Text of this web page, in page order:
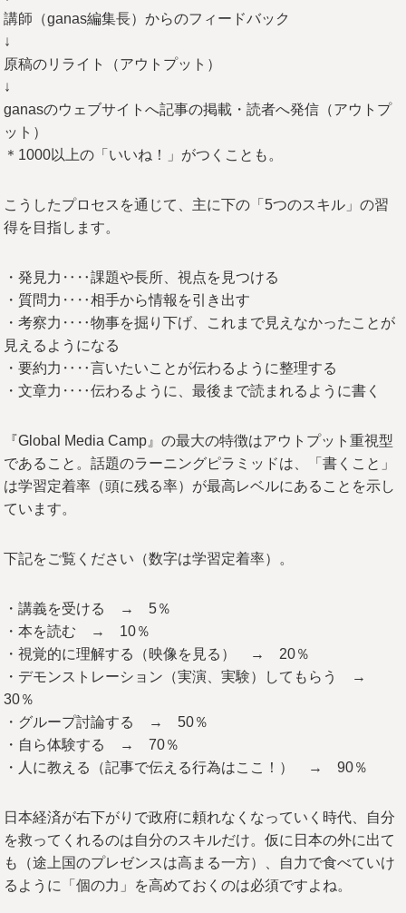
講師（ganas編集長）からのフィードバック
↓
原稿のリライト（アウトプット）
↓
ganasのウェブサイトへ記事の掲載・読者へ発信（アウトプ
ット）
＊1000以上の「いいね！」がつくことも。
こうしたプロセスを通じて、主に下の「5つのスキル」の習
得を目指します。
・発見力‥‥課題や長所、視点を見つける
・質問力‥‥相手から情報を引き出す
・考察力‥‥物事を掘り下げ、これまで見えなかったことが
見えるようになる
・要約力‥‥言いたいことが伝わるように整理する
・文章力‥‥伝わるように、最後まで読まれるように書く
『Global Media Camp』の最大の特徴はアウトプット重視型
であること。話題のラーニングピラミッドは、「書くこと」
は学習定着率（頭に残る率）が最高レベルにあることを示し
ています。
下記をご覧ください（数字は学習定着率）。
・講義を受ける → 5％
・本を読む → 10％
・視覚的に理解する（映像を見る） → 20％
・デモンストレーション（実演、実験）してもらう →
30％
・グループ討論する → 50％
・自ら体験する → 70％
・人に教える（記事で伝える行為はここ！） → 90％
日本経済が右下がりで政府に頼れなくなっていく時代、自分
を救ってくれるのは自分のスキルだけ。仮に日本の外に出て
も（途上国のプレゼンスは高まる一方）、自力で食べていけ
るように「個の力」を高めておくのは必須ですよね。